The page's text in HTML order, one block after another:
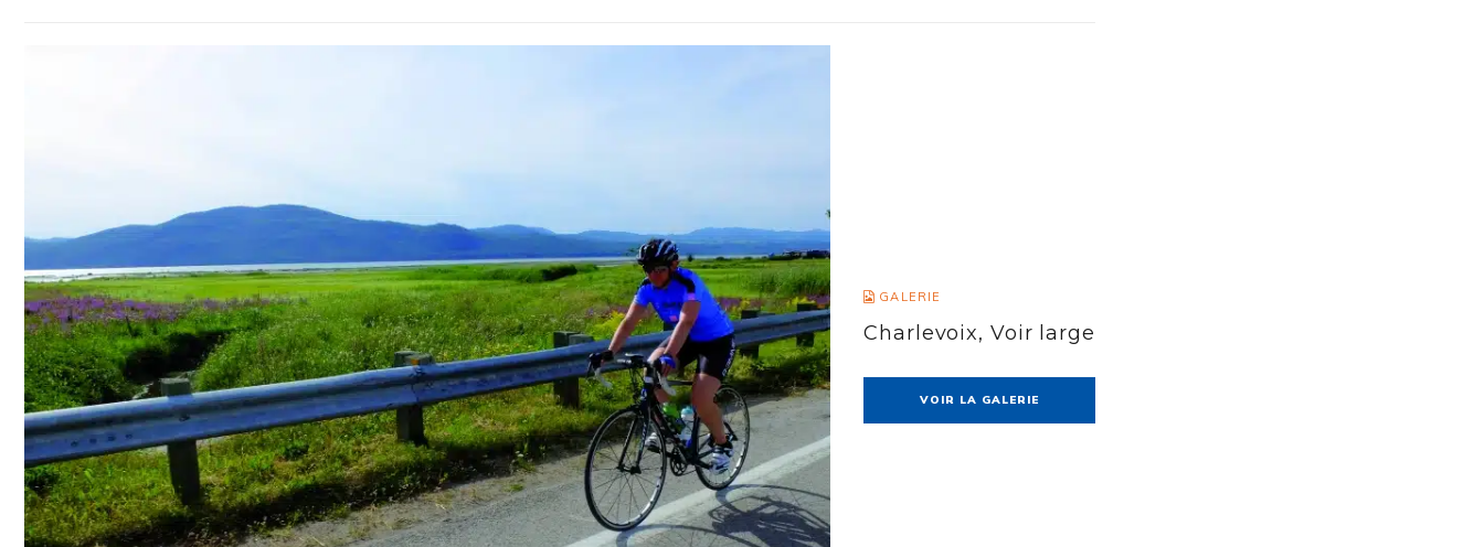
GALERIE
Charlevoix, Voir large
VOIR LA GALERIE